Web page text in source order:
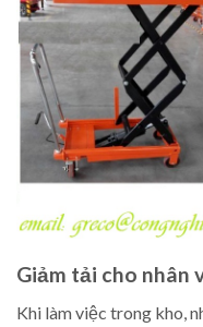
Giảm tải cho nhân
Khi làm việc trong kho,